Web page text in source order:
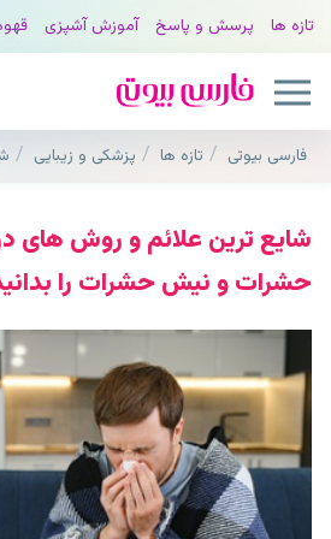
تازه ها پرسش و پاسخ آموزش آشپزی
فارسی بیوتی تازه ها پزشکی و زیبایی
شایع ترین علائم و روش های
حشرات و نیش حشرات را